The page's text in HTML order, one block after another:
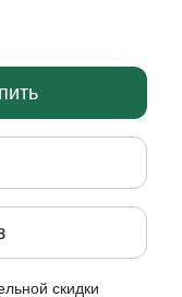
скидки